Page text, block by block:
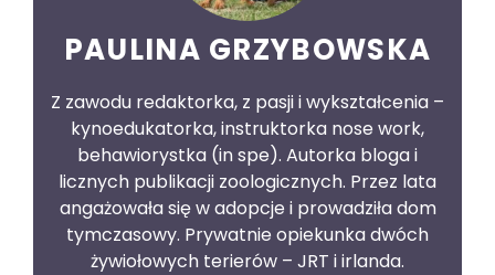
PAULINA GRZYBOWSKA
Z zawodu redaktorka, z pasji i wykształcenia –
kynoedukatorka, instruktorka nose work,
behawiorystka (in spe). Autorka bloga i
licznych publikacji zoologicznych. Przez lata
angażowała się w adopcje i prowadziła dom
tymczasowy. Prywatnie opiekunka dwóch
żywiołowych terierów – JRT i irlanda.